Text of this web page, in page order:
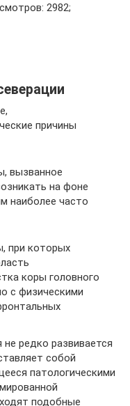
2982;
причины
вызванное
на фоне
наиболее часто
при которых
коры головного
с физическими
редко развивается
собой
патологическими
подобные